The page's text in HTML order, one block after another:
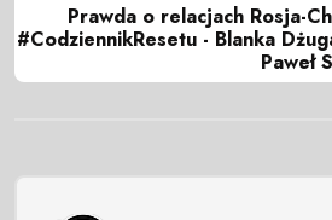
Prawda o relacjach Rosja-
#CodziennikResetu - Blanka
Paweł